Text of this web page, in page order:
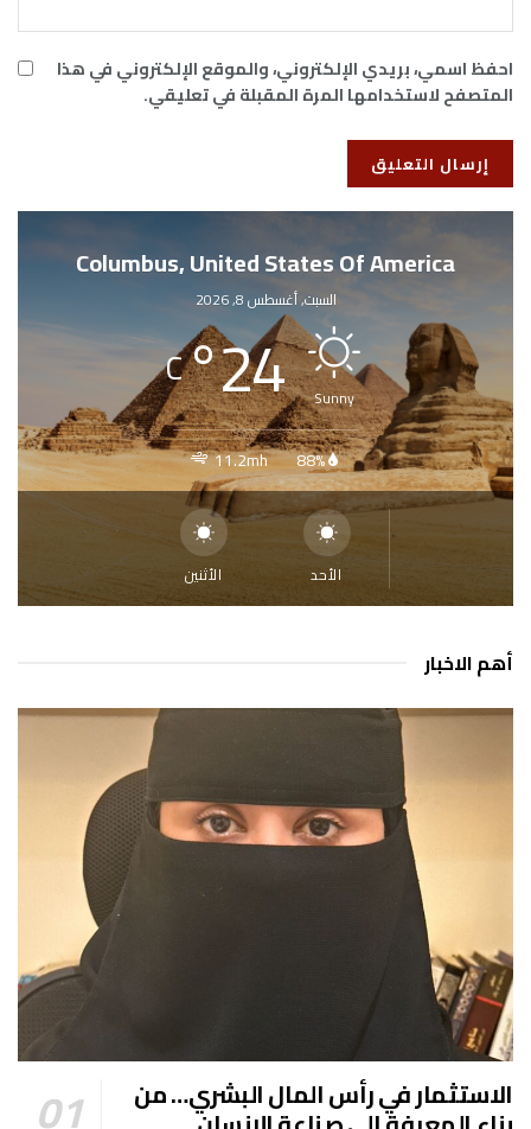
احفظ اسمي، بريدي الإلكتروني، والموقع الإلكتروني في هذا
المتصفح لاستخدامها المرة المقبلة في تعليقي.
Columbus, United States Of America
السبت, أغسطس 8, 2026
Sunny
24
°
C
88%
11.2mh
الأحد الأثنين
أهم الاخبار
الاستثمار في رأس المال البشري… من